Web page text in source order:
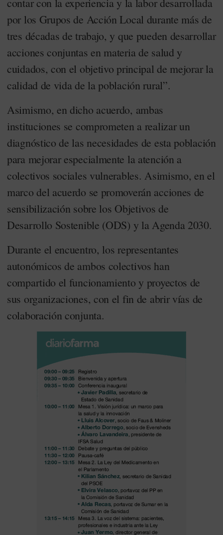
por los Grupos de Acción Local durante más de
tres décadas de trabajo, y que pueden desarrollar
acciones conjuntas en materia de salud y
cuidados, con el objetivo principal de mejorar la
calidad de vida de la población rural”.
Asimismo, en dicho acuerdo, ambas
instituciones se comprometen a realizar un
diagnóstico de las necesidades de esta población
para mejorar especialmente la atención a
colectivos sociales vulnerables. Asimismo, en el
marco del acuerdo se promoverán acciones de
sensibilización sobre los Objetivos de
Desarrollo Sostenible (ODS) y la Agenda 2030.
Durante el encuentro, los representantes
autonómicos de ambos colectivos han
compartido el funcionamiento y proyectos de
sus organizaciones, con el fin de abrir vías de
colaboración conjunta.